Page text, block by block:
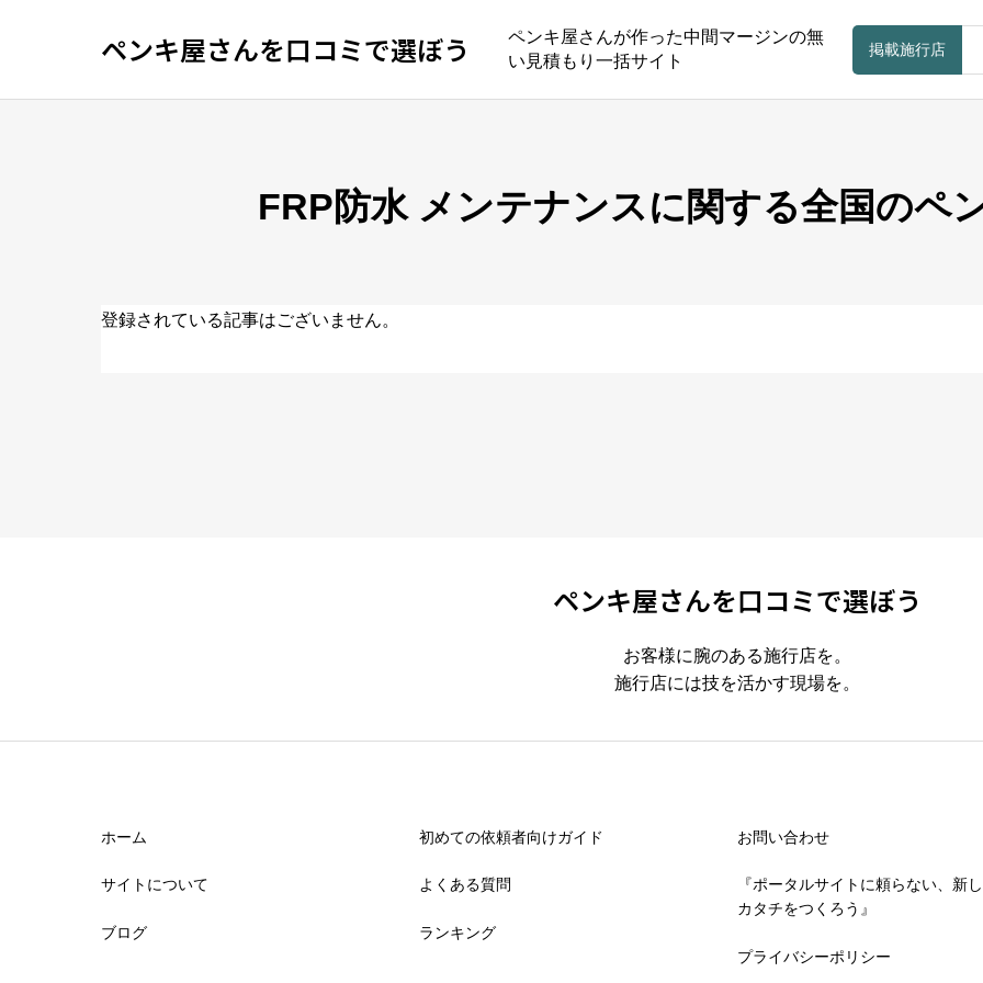
ペンキ屋さんを口コミで選ぼう
ペンキ屋さんが作った中間マージンの無
い見積もり一括サイト
掲載施行店
FRP防水 メンテナンスに関する全国のペ
登録されている記事はございません。
ペンキ屋さんを口コミで選ぼう
お客様に腕のある施行店を。
施行店には技を活かす現場を。
ホーム
サイトについて
ブログ
初めての依頼者向けガイド
よくある質問
ランキング
お問い合わせ
『ポータルサイトに頼らない、新
カタチをつくろう』
プライバシーポリシー